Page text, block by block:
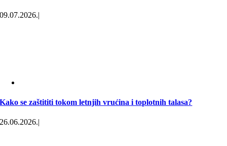
09.07.2026.|
Kako se zaštititi tokom letnjih vrućina i toplotnih talasa?
26.06.2026.|